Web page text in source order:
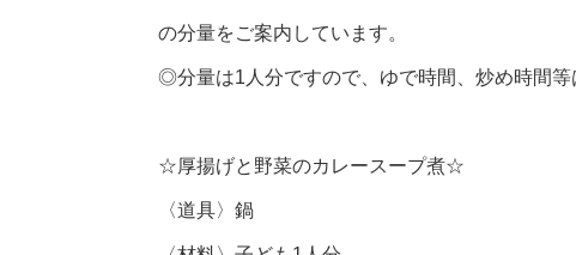
の分量をご案内しています。
◎分量は1人分ですので、ゆで時間、炒め時間等
☆厚揚げと野菜のカレースープ煮☆
〈道具〉鍋